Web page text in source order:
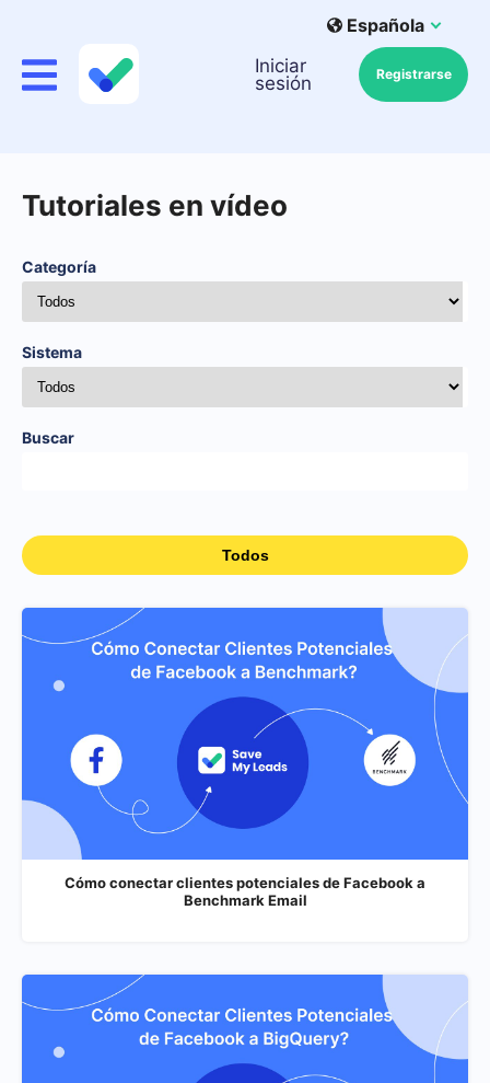
Española
Iniciar
sesión
Registrarse
Tutoriales en vídeo
Categoría
Sistema
Buscar
Todos
Cómo conectar clientes potenciales de Facebook a
Benchmark Email